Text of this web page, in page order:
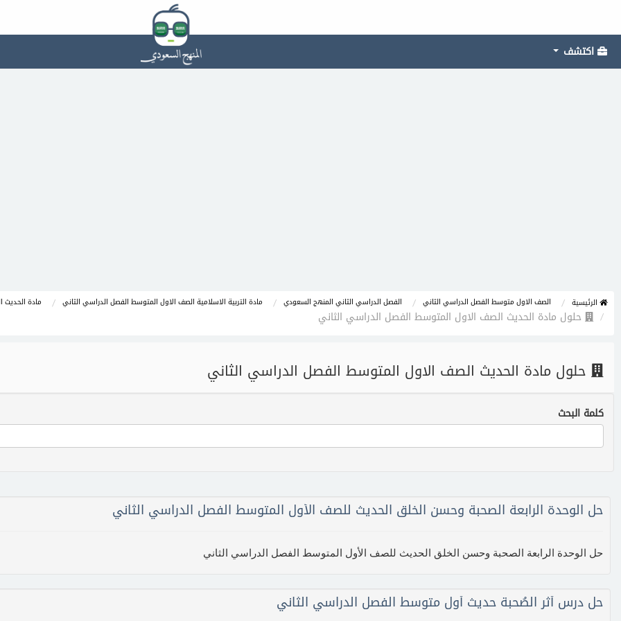
اكتشف
الرئيسية الصف الاول متوسط الفصل الدراسي الثاني الفصل الدراسي الثاني المنهج السعودي مادة التربية الاسلامية الصف الاول المتوسط الفصل الدراسي الثاني مادة الحديث
حلول مادة الحديث الصف الاول المتوسط الفصل الدراسي الثاني
حلول مادة الحديث الصف الاول المتوسط الفصل الدراسي الثاني
كلمة البحث
حل الوحدة الرابعة الصحبة وحسن الخلق الحديث للصف الأول المتوسط الفصل الدراسي الثاني
حل الوحدة الرابعة الصحبة وحسن الخلق الحديث للصف الأول المتوسط الفصل الدراسي الثاني
حل درس أثر الصُحبة حديث أول متوسط الفصل الدراسي الثاني